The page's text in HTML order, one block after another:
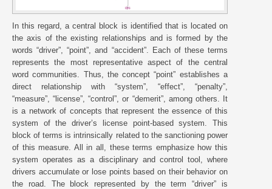
In this regard, a central block is identified that is located on
the axis of the existing relationships and is formed by the
words “driver”, “point”, and “accident”. Each of these terms
represents the most representative aspect of the central
word communities. Thus, the concept “point” establishes a
direct relationship with “system”, “effect”, “penalty”,
“measure”, “license”, “control”, or “demerit”, among others. It
is a network of concepts that represent the essence of this
system of the driver’s license point-based system. This
block of terms is intrinsically related to the sanctioning power
of this measure. All in all, these terms emphasize how this
system operates as a disciplinary and control tool, where
drivers accumulate or lose points based on their behavior on
the road. The block represented by the term “driver” is